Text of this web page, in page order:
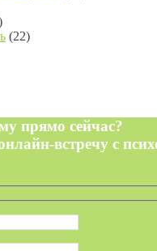
(22)
прямо сейчас?
встречу с